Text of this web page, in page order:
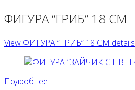
ФИГУРА “ГРИБ” 18 СМ
View ФИГУРА “ГРИБ” 18 СМ details
Подробнее